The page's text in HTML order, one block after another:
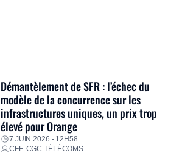
Démantèlement de SFR : l’échec du
modèle de la concurrence sur les
infrastructures uniques, un prix trop
élevé pour Orange
7 JUIN 2026 - 12H58
CFE-CGC TÉLÉCOMS